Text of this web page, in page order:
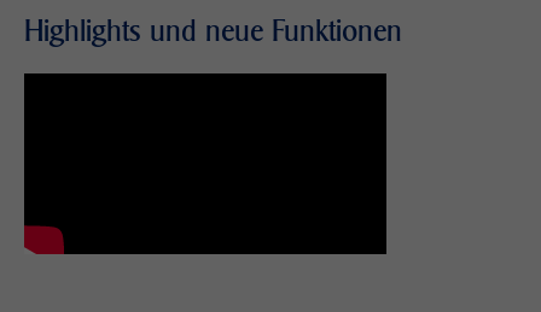
Highlights und neue Funktionen